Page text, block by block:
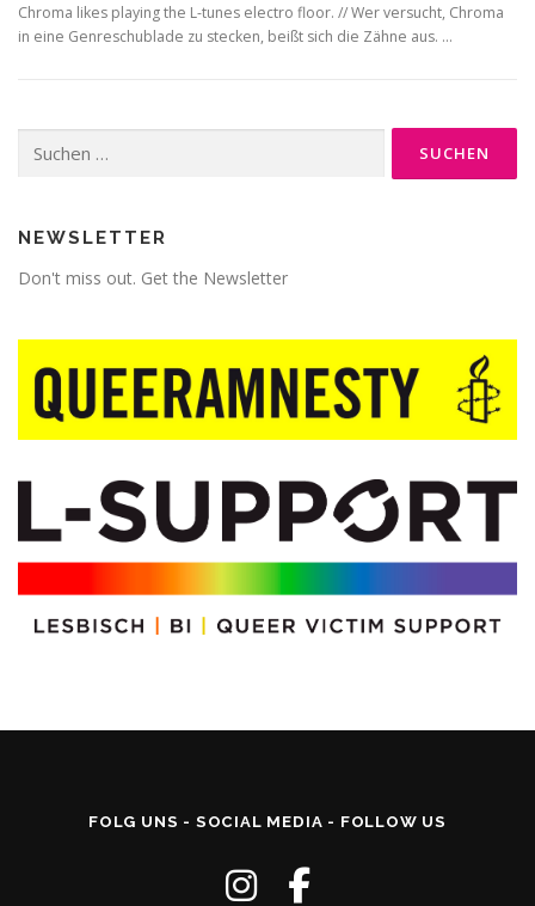
Chroma likes playing the L-tunes electro floor. // Wer versucht, Chroma
in eine Genreschublade zu stecken, beißt sich die Zähne aus. …
nach:
NEWSLETTER
Don't miss out. Get the Newsletter
FOLG UNS - SOCIAL MEDIA - FOLLOW US